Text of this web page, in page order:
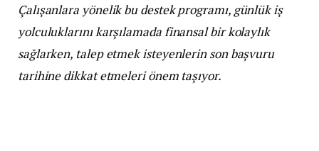
Çalışanlara yönelik bu destek programı, günlük iş
yolculuklarını karşılamada finansal bir kolaylık
sağlarken, talep etmek isteyenlerin son başvuru
tarihine dikkat etmeleri önem taşıyor.